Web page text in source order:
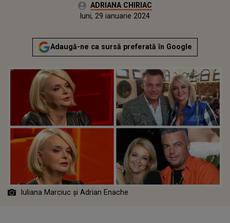
Autor:ADRIANA CHIRIAC
Actualizat:
luni, 29 ianuarie 2024
Adaugă-ne ca sursă preferată în Google
Iuliana Marciuc și Adrian Enache